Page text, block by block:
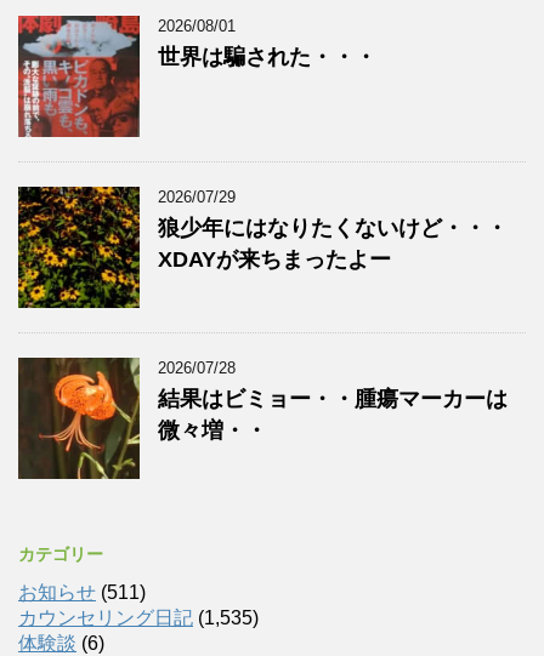
2026/08/01
世界は騙された・・・
2026/07/29
狼少年にはなりたくないけど・・・
XDAYが来ちまったよー
2026/07/28
結果はビミョー・・腫瘍マーカーは
微々増・・
カテゴリー
お知らせ (511)
カウンセリング日記 (1,535)
体験談 (6)